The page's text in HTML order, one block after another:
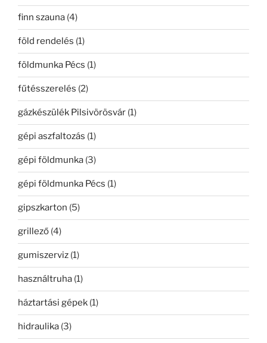
finn szauna (4)
föld rendelés (1)
földmunka Pécs (1)
fűtésszerelés (2)
gázkészülék Pilsivörösvár (1)
gépi aszfaltozás (1)
gépi földmunka (3)
gépi földmunka Pécs (1)
gipszkarton (5)
grillező (4)
gumiszerviz (1)
használtruha (1)
háztartási gépek (1)
hidraulika (3)